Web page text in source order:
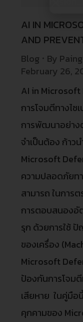
AI IN
AND
Blog By
February 26,
AI in Microsoft
การโจมตีทางไซ
การพัฒนาอย่าง
จำเป็นต้อง ก้าว
Microsoft
ความปลอดภัยท
สามารถ ในการ
การตอบสนองอั
รุก ด้วยการใช้
ของเครื่อง
Microsoft
ป้องกันการโจมตี
เสียหาย ในคู่มือ
คุกคามของ